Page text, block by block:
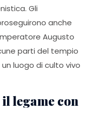
Gli
anche
Augusto
parti del tempio
luogo di culto vivo
legame con